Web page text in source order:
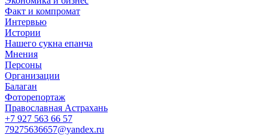
Факт и компромат
Интервью
Истории
Нашего сукна епанча
Мнения
Персоны
Организации
Балаган
Фоторепортаж
Православная Астрахань
+7 927 563 66 57
79275636657@yandex.ru